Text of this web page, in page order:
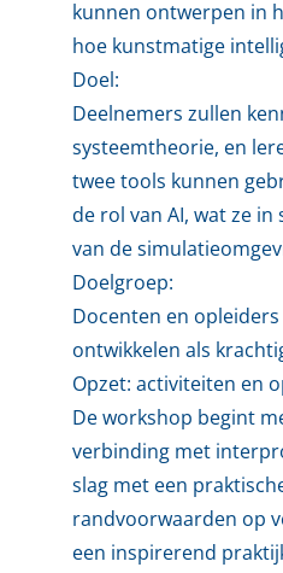
kunnen ontwerpen in
hoe kunstmatige
Doel:
Deelnemers zullen
systeemtheorie, en
twee tools kunnen
de rol van AI, wat ze
van de
Doelgroep:
Docenten en
ontwikkelen als
Opzet: activiteiten en
De workshop begint
verbinding met
slag met een
randvoorwaarden op
een inspirerend